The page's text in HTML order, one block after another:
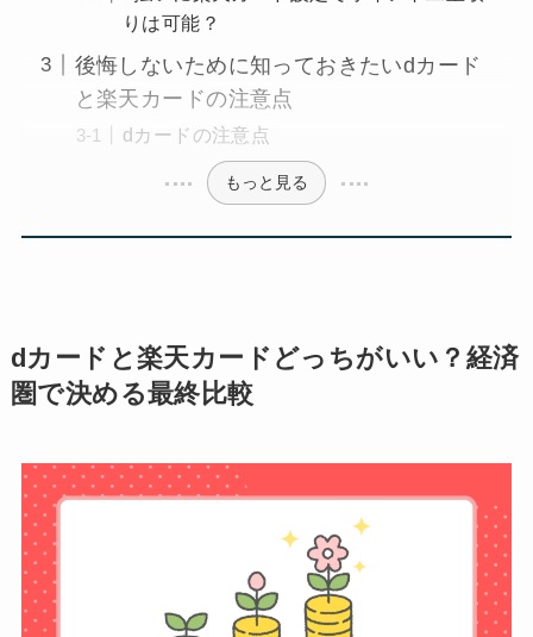
りは可能？
後悔しないために知っておきたいdカード
と楽天カードの注意点
dカードの注意点
もっと見る
dカードと楽天カードどっちがいい？経済
圏で決める最終比較